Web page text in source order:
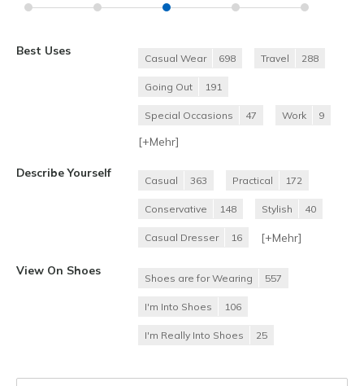
Best Uses
Casual Wear 698 Travel 288
Going Out 191
Special Occasions 47 Work 9
[+Mehr]
Describe Yourself
Casual 363 Practical 172
Conservative 148 Stylish 40
Casual Dresser 16 [+Mehr]
View On Shoes
Shoes are for Wearing 557
I'm Into Shoes 106
I'm Really Into Shoes 25